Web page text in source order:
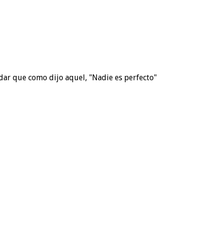
que como dijo aquel, "Nadie es perfecto"